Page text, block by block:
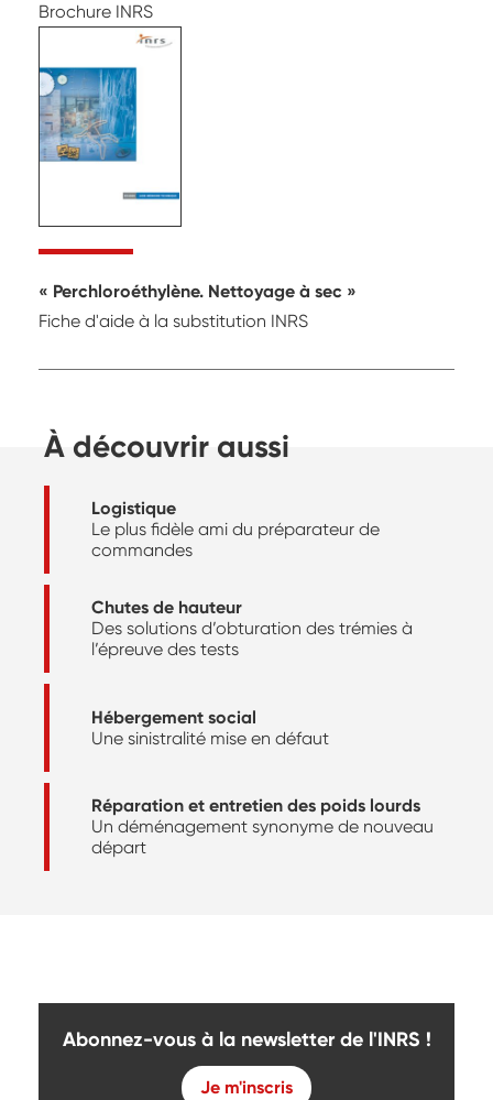
Brochure INRS
Perchloroéthylène. Nettoyage à sec
Fiche d'aide à la substitution INRS
À découvrir aussi
Logistique
Le plus fidèle ami du préparateur de
commandes
Chutes de hauteur
Des solutions d’obturation des trémies à
l’épreuve des tests
Hébergement social
Une sinistralité mise en défaut
Réparation et entretien des poids lourds
Un déménagement synonyme de nouveau
départ
Abonnez-vous à la newsletter de l'INRS !
Je m'inscris